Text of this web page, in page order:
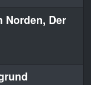
Norden, Der